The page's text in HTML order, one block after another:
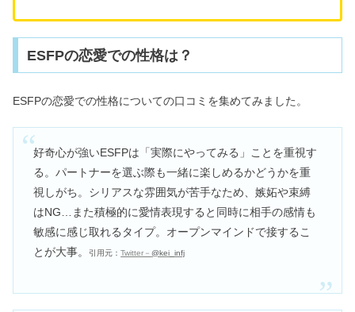
ESFPの恋愛での性格は？
ESFPの恋愛での性格についての口コミを集めてみました。
好奇心が強いESFPは「実際にやってみる」ことを重視す
る。パートナーを選ぶ際も一緒に楽しめるかどうかを重
視しがち。シリアスな雰囲気が苦手なため、嫉妬や束縛
はNG…また積極的に愛情表現すると同時に相手の感情も
敏感に感じ取れるタイプ。オープンマインドで接するこ
とが大事。
引用元：Twitter－@kei_infj